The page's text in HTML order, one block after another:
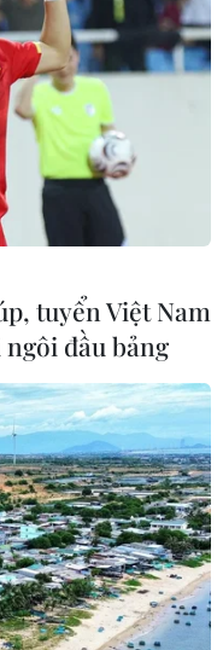
tuyển Việt Nam
ngôi đầu bảng